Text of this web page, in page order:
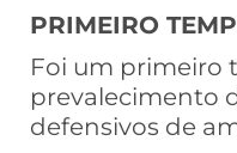
PRIMEIRO
Foi um primeiro
prevalecimento
defensivos de